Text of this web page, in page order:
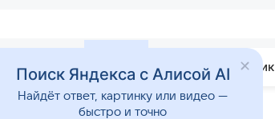
Развитие Почемучка Учебник
Поиск Яндекса с Алисой AI
Найдёт ответ, картинку или видео —
быстро и точно